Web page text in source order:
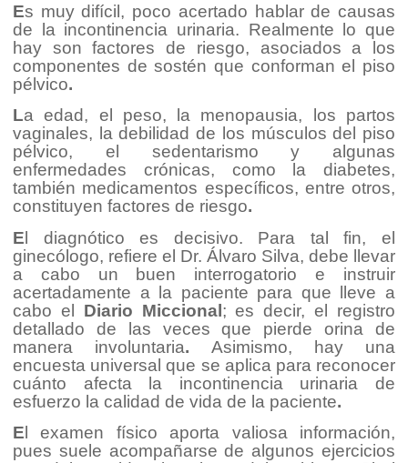
Es muy difícil, poco acertado hablar de causas
de la incontinencia urinaria. Realmente lo que
hay son factores de riesgo, asociados a los
componentes de sostén que conforman el piso
pélvico.
La edad, el peso, la menopausia, los partos
vaginales, la debilidad de los músculos del piso
pélvico, el sedentarismo y algunas
enfermedades crónicas, como la diabetes,
también medicamentos específicos, entre otros,
constituyen factores de riesgo.
El diagnótico es decisivo. Para tal fin, el
ginecólogo, refiere el Dr. Álvaro Silva, debe llevar
a cabo un buen interrogatorio e instruir
acertadamente a la paciente para que lleve a
cabo el Diario Miccional; es decir, el registro
detallado de las veces que pierde orina de
manera involuntaria. Asimismo, hay una
encuesta universal que se aplica para reconocer
cuánto afecta la incontinencia urinaria de
esfuerzo la calidad de vida de la paciente.
E l examen físico aporta valiosa información,
pues suele acompañarse de algunos ejercicios